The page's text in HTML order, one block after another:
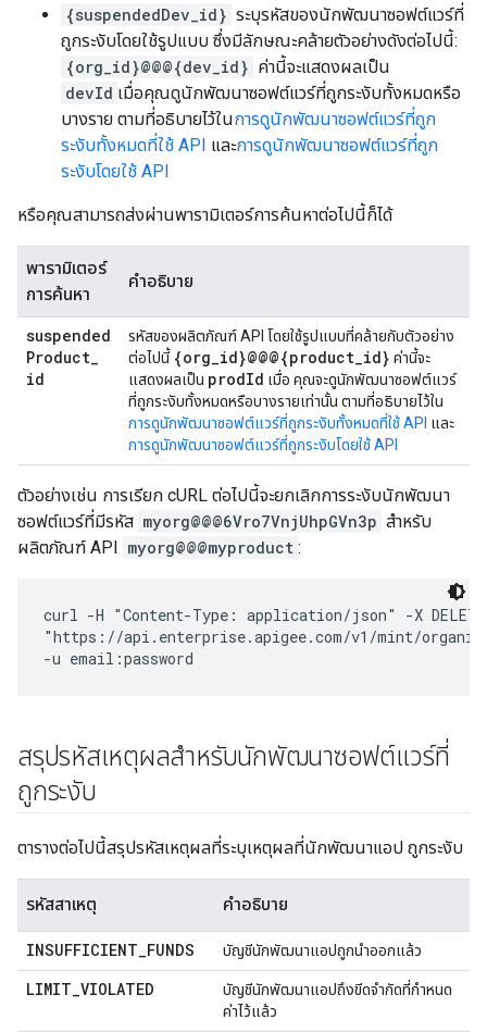
{suspendedDev_id} ระบุรหัสของนักพัฒนาซอฟต์แวร์ที่
ถูกระงับโดยใช้รูปแบบ ซึ่งมีลักษณะคล้ายตัวอย่างดังต่อไปนี้:
{org_id}@@@{dev_id} ค่านี้จะแสดงผลเป็น
devId เมื่อคุณดูนักพัฒนาซอฟต์แวร์ที่ถูกระงับทั้งหมดหรือ
บางราย ตามที่อธิบายไว้ในการดูนักพัฒนาซอฟต์แวร์ที่ถูก
ระงับทั้งหมดที่ใช้ API และการดูนักพัฒนาซอฟต์แวร์ที่ถูก
ระงับโดยใช้ API
หรือคุณสามารถส่งผ่านพารามิเตอร์การค้นหาต่อไปนี้ก็ได้
พารามิเตอร์
การค้นหา
คำอธิบาย
suspended
Product_
id
รหัสของผลิตภัณฑ์ API โดยใช้รูปแบบที่คล้ายกับตัวอย่าง
ต่อไปนี้ {org_id}@@@{product_id} ค่านี้จะ
แสดงผลเป็น prodId เมื่อ คุณจะดูนักพัฒนาซอฟต์แวร์
ที่ถูกระงับทั้งหมดหรือบางรายเท่านั้น ตามที่อธิบายไว้ใน
การดูนักพัฒนาซอฟต์แวร์ที่ถูกระงับทั้งหมดที่ใช้ API และ
การดูนักพัฒนาซอฟต์แวร์ที่ถูกระงับโดยใช้ API
ตัวอย่างเช่น การเรียก cURL ต่อไปนี้จะยกเลิกการระงับนักพัฒนา
ซอฟต์แวร์ที่มีรหัส myorg@@@6Vro7VnjUhpGVn3p สำหรับ
ผลิตภัณฑ์ API myorg@@@myproduct :
curl -H "Content-Type: application/json" -X
"https://api.enterprise.apigee.com/v1/mint/
สรุปรหัสเหตุผลสำหรับนักพัฒนาซอฟต์แวร์ที่
ถูกระงับ
ตารางต่อไปนี้สรุปรหัสเหตุผลที่ระบุเหตุผลที่นักพัฒนาแอป ถูกระงับ
รหัสสาเหตุ คำอธิบาย
INSUFFICIENT_FUNDS บัญชีนักพัฒนาแอปถูกนําออกแล้ว
LIMIT_VIOLATED
บัญชีนักพัฒนาแอปถึงขีดจำกัดที่กำหนด
ค่าไว้แล้ว